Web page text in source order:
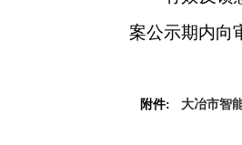
案公示期内向
附件: 大冶市智